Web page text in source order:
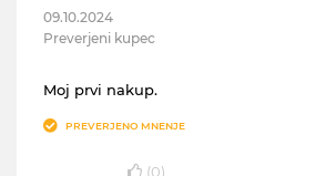
09.10.2024
Preverjeni kupec
Moj prvi nakup.
PREVERJENO MNENJE
(0)